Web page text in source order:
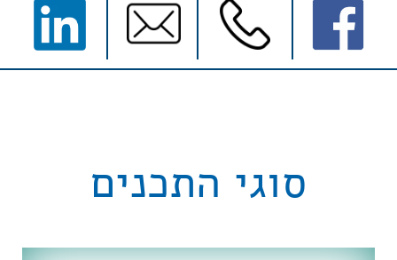
סוגי התכנים